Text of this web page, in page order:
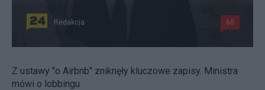
Redakcja 60
Z ustawy "o Airbnb" zniknęły kluczowe zapisy. Ministra
mówi o lobbingu